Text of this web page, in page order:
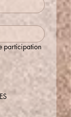
participation